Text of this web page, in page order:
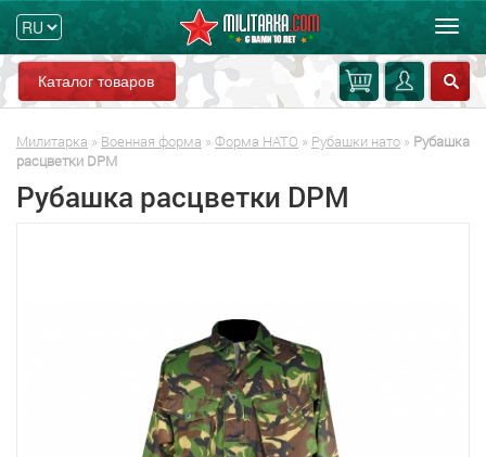
Каталог товаров
Милитарка » Военная форма » Форма НАТО » Рубашки нато » Рубашка
расцветки DPM
Рубашка расцветки DPM